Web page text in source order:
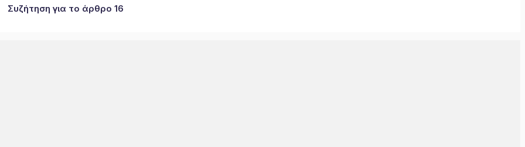
Συζήτηση για το άρθρο 16